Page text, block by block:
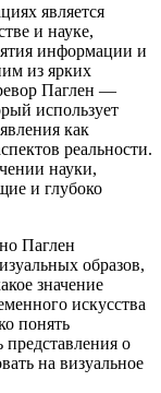
является
и науке,
информации и
из ярких
Паглен —
использует
как
реальности.
науки,
и глубоко
Паглен
образов,
значение
искусства
понять
о
на визуальное